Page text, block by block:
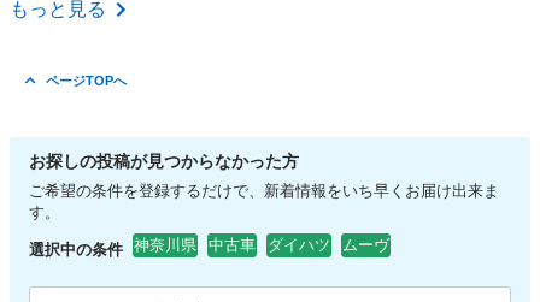
もっと見る
ページTOPへ
お探しの投稿が見つからなかった方
ご希望の条件を登録するだけで、新着情報をいち早くお届け出来ま
す。
選択中の条件 神奈川県 中古車 ダイハツ ムーヴ